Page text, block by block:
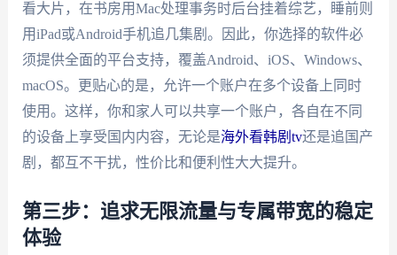
看大片，在书房用Mac处理事务时后台挂着综艺，睡前则
用iPad或Android手机追几集剧。因此，你选择的软件必
须提供全面的平台支持，覆盖Android、iOS、Windows、
macOS。更贴心的是，允许一个账户在多个设备上同时
使用。这样，你和家人可以共享一个账户，各自在不同
的设备上享受国内内容，无论是海外看韩剧tv还是追国产
剧，都互不干扰，性价比和便利性大大提升。
第三步：追求无限流量与专属带宽的稳定
体验